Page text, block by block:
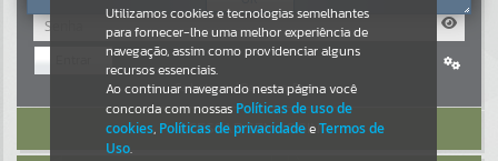
Por favor, aguarde...
NOTÍCIAS
Por favor, aguarde...
Cadastre-se|Recuperar Senha
ACESSAR SEM LOGIN
Utilizamos cookies e tecnologias semelhantes
para fornecer-lhe uma melhor experiência de
navegação, assim como providenciar alguns
recursos essenciais.
Ao continuar navegando nesta página você
concorda com nossas Políticas de uso de
cookies, Políticas de privacidadeeTermos de
Uso.